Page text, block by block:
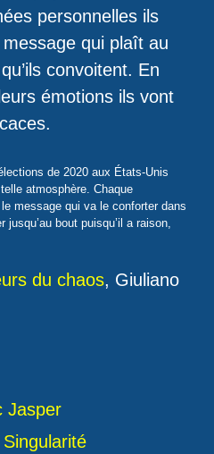
personnelles ils
qui plaît au
convoitent. En
émotions ils vont
de 2020 aux États-Unis
atmosphère. Chaque
message qui va le conforter dans
bout puisqu’il a raison,
du chaos, Giuliano
Jasper
Singularité